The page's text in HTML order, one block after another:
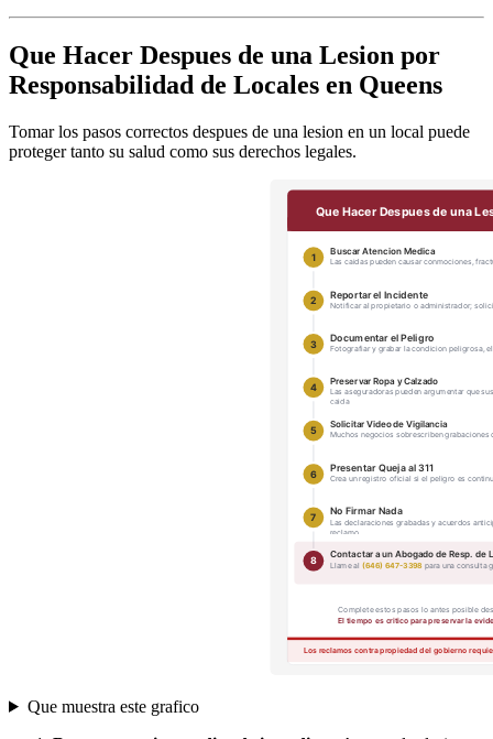
Que Hacer Despues de una Lesion por
Responsabilidad de Locales en Queens
Tomar los pasos correctos despues de una lesion en un local puede
proteger tanto su salud como sus derechos legales.
Que muestra este grafico